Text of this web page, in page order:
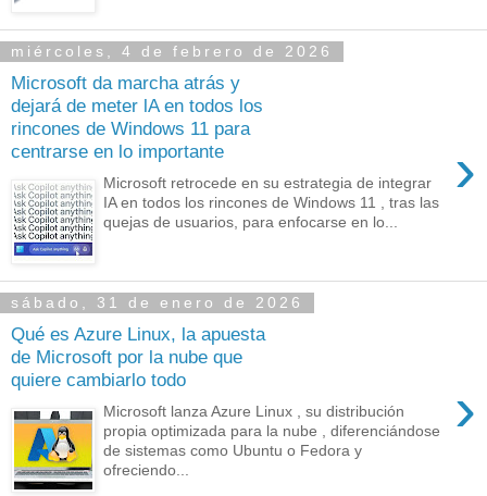
miércoles, 4 de febrero de 2026
Microsoft da marcha atrás y
dejará de meter lA en todos los
rincones de Windows 11 para
centrarse en lo importante
›
Microsoft retrocede en su estrategia de integrar
IA en todos los rincones de Windows 11 , tras las
quejas de usuarios, para enfocarse en lo...
sábado, 31 de enero de 2026
Qué es Azure Linux, la apuesta
de Microsoft por la nube que
quiere cambiarlo todo
›
Microsoft lanza Azure Linux , su distribución
propia optimizada para la nube , diferenciándose
de sistemas como Ubuntu o Fedora y
ofreciendo...